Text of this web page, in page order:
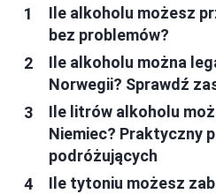
Ile alkoholu możesz
bez problemów?
Ile alkoholu można
Norwegii? Sprawdź
Ile litrów alkoholu
Niemiec? Praktyczny
podróżujących
Ile tytoniu możesz